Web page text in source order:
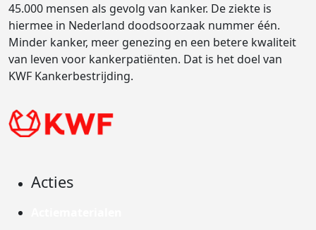
45.000 mensen als gevolg van kanker. De ziekte is
hiermee in Nederland doodsoorzaak nummer één.
Minder kanker, meer genezing en een betere kwaliteit
van leven voor kankerpatiënten. Dat is het doel van
KWF Kankerbestrijding.
Acties